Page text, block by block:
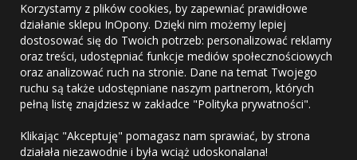
Korzystamy z plików cookies, by zapewniać prawidłowe
działanie sklepu InOpony. Dzięki nim możemy lepiej
dostosować się do Twoich potrzeb: personalizować reklamy
oraz treści, udostępniać funkcje mediów społecznościowych
oraz analizować ruch na stronie. Dane na temat Twojego
ruchu są także udostępniane naszym partnerom, których
pełną listę znajdziesz w zakładce "Polityka prywatności".
Klikając "Akceptuję" pomagasz nam sprawiać, by strona
działała niezawodnie i była wciąż udoskonalana!
E-mail
Telefon
Regulamin